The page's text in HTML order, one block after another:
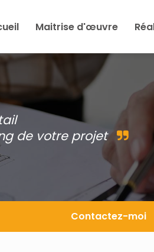
Maitrise d'œuvre
de votre projet
Contactez-moi